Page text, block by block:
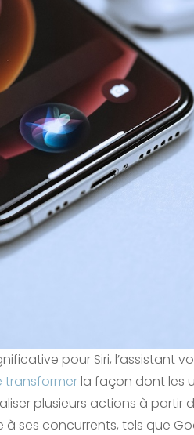
pour Siri, l’assistant
transformerla façon dont les
plusieurs actions à partir
ses concurrents, tels que